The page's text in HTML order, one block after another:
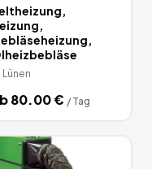
Lünen
80.00€ / Tag